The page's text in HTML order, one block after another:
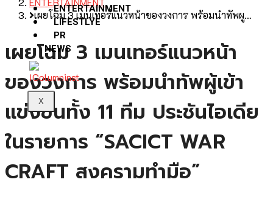
ENTERTAINMENT
LIFESTLYE
PR
NEWS
X
เผยโฉม 3 เมนเทอร์แนวหน้าของวงการ พร้อมนำทัพผู…
เผยโฉม 3 เมนเทอร์แนวหน้า
ของวงการ พร้อมนำทัพผู้เข้า
แข่งขันทั้ง 11 ทีม ประชันไอเดีย
ในรายการ “SACICT WAR
CRAFT สงครามทำมือ”